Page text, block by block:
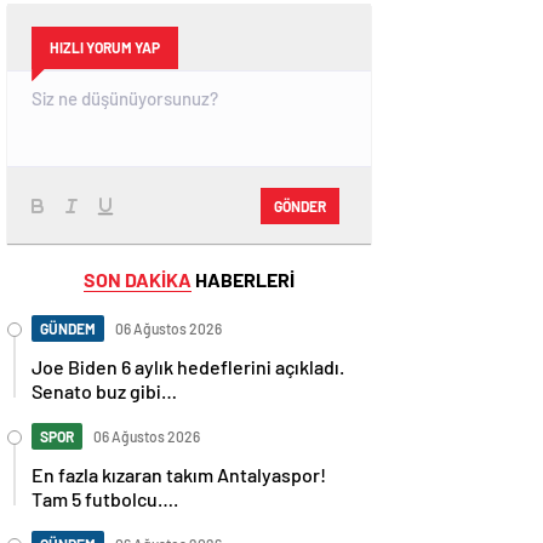
HIZLI YORUM YAP
GÖNDER
SON DAKİKA HABERLERİ
GÜNDEM 06 Ağustos 2026
Joe Biden 6 aylık hedeflerini açıkladı.
Senato buz gibi…
SPOR 06 Ağustos 2026
En fazla kızaran takım Antalyaspor!
Tam 5 futbolcu….